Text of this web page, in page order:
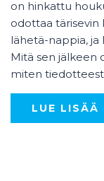
on hinkattu
odottaa tärisevin
lähetä-nappia,
Mitä sen jälkeen
miten
LUE LISÄÄ